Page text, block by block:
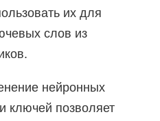
их для
слов из
нейронных
ключей позволяет